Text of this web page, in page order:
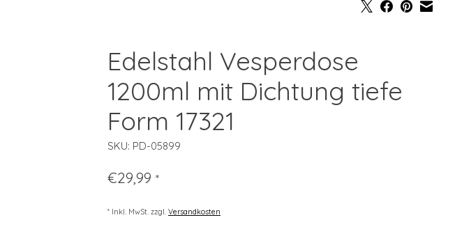
Edelstahl Vesperdose
1200ml mit Dichtung tiefe
Form 17321
SKU: PD-05899
€29,99 *
* Inkl. MwSt. zzgl. Versandkosten